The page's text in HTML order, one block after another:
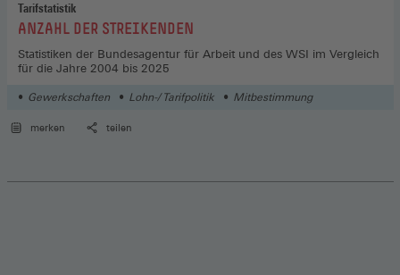
Tarifstatistik
:ANZAHL DER STREIKENDEN
Statistiken der Bundesagentur für Arbeit und des WSI im Vergleich
für die Jahre 2004 bis 2025
Gewerkschaften Lohn-/ Tarifpolitik Mitbestimmung
merken teilen